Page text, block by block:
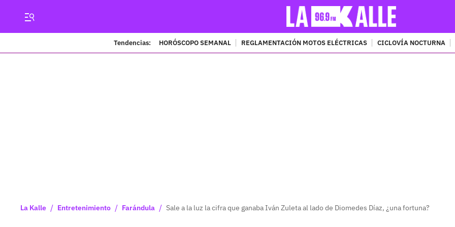
Tendencias: HORÓSCOPO SEMANAL REGLAMENTACIÓN MOTOS ELÉCTRICAS CICLOVÍA NOCTURNA
La Kalle / Entretenimiento / Farándula / Sale a la luz la cifra que ganaba Iván Zuleta al lado de Diomedes Díaz, ¿una fortuna?